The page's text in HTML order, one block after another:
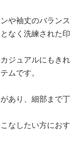
や袖丈のバランス
なく洗練された印
ジュアルにもきれ
ムです。
あり、細部まで丁
なしたい方におす